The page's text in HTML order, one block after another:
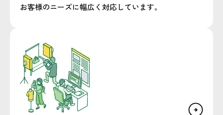
お客様のニーズに幅広く対応しています。​